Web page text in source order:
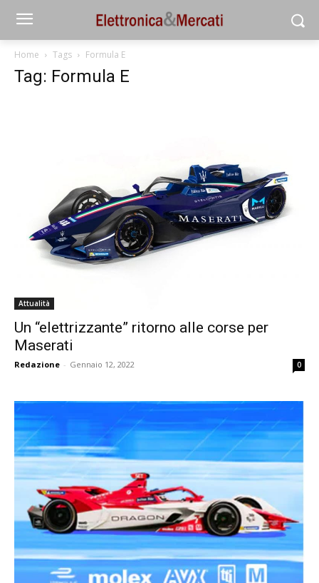
Home Tags Formula E
Tag: Formula E
Attualità
Un “elettrizzante” ritorno alle corse per
Maserati
Redazione - Gennaio 12, 2022 0